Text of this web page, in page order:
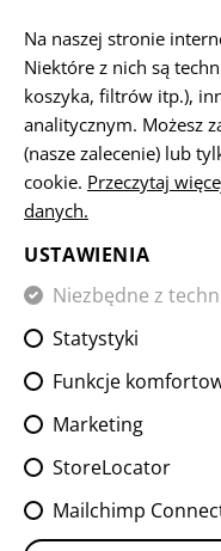
STRONA GŁÓWNA
RAIDER
Na naszej stronie
Niektóre z nich są
koszyka, filtrów itp.),
analitycznym. Możesz
(nasze zalecenie) lub
cookie. Przeczytaj
danych.
USTAWIENIA
Niezbędne z
Statystyki
Funkcje
Marketing
StoreLocator
Mailchimp